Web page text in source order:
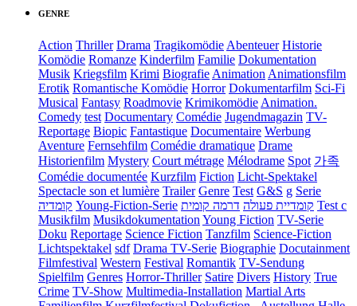
GENRE
Action Thriller Drama Tragikomödie Abenteuer Historie
Komödie Romanze Kinderfilm Familie Dokumentation
Musik Kriegsfilm Krimi Biografie Animation Animationsfilm
Erotik Romantische Komödie Horror Dokumentarfilm Sci-Fi
Musical Fantasy Roadmovie Krimikomödie Animation.
Comedy test Documentary Comédie Jugendmagazin TV-
Reportage Biopic Fantastique Documentaire Werbung
Aventure Fernsehfilm Comédie dramatique Drame
Historienfilm Mystery Court métrage Mélodrame Spot 가족
Comédie documentée Kurzfilm Fiction Licht-Spektakel
Spectacle son et lumière Trailer Genre Test G&S g Serie
קומדיה Young-Fiction-Serie קומדיית פעולה דרמה קומית
Test c
Musikfilm Musikdokumentation Young Fiction TV-Serie
Doku Reportage Science Fiction Tanzfilm Science-Fiction
Lichtspektakel sdf Drama TV-Serie Biographie Docutainment
Filmfestival Western Festival Romantik TV-Sendung
Spielfilm Genres Horror-Thriller Satire Divers History True
Crime TV-Show Multimedia-Installation Martial Arts